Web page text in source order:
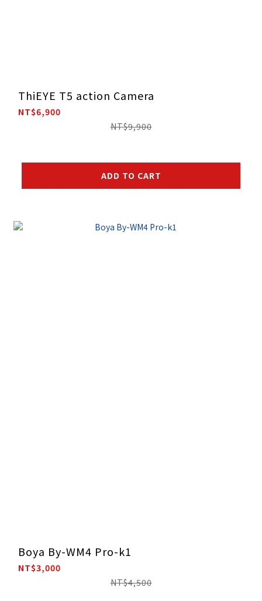
ThiEYE T5 action Camera
NT$6,900
NT$9,900
ADD TO CART
Boya By-WM4 Pro-k1
NT$3,000
NT$4,500